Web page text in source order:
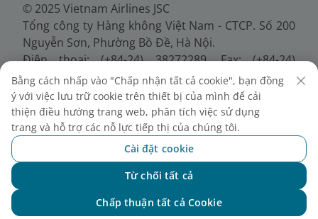
© 2025 Vietnam Airlines JSC
Tổng công ty Hàng không Việt Nam - CTCP. Số 200
Nguyễn Sơn, Phường Bồ Đề, Hà Nội.
Điện thoại: (+84-24) 38272289. Fax: (+84-24)
38722375
Giấy chứng nhận đăng ký doanh nghiệp, mã số
doanh nghiệp 0100107518, đăng ký lần đầu ngày
30/6/2010, đăng ký thay đổi lần thứ 10 ngày
24/7/2025, cấp bởi Sở Tài chính Thành phố Hà Nội.
Bằng cách nhấp vào "Chấp nhận tất cả cookie", bạn đồng
ý với việc lưu trữ cookie trên thiết bị của mình để cải
thiện điều hướng trang web, phân tích việc sử dụng
trang và hỗ trợ các nỗ lực tiếp thị của chúng tôi.
Cài đặt cookie
Từ chối tất cả
Chấp thuận tất cả Cookie